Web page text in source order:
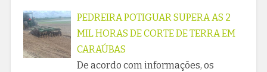
PEDREIRA POTIGUAR SUPERA AS 2
MIL HORAS DE CORTE DE TERRA EM
CARAÚBAS
De acordo com informações, os